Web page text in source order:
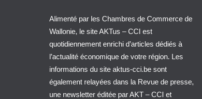
Alimenté par les Chambres de Commerce de
Wallonie, le site AKTus – CCI est
quotidiennement enrichi d’articles dédiés à
l’actualité économique de votre région. Les
informations du site aktus-cci.be sont
également relayées dans la Revue de presse,
une newsletter éditée par AKT – CCI et